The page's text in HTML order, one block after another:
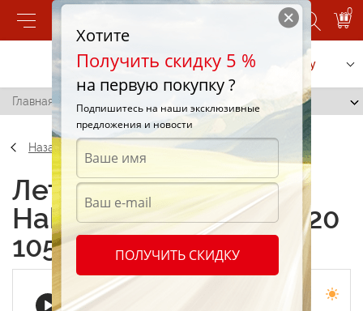
0
Позвонить Заказать услугу
Главная / Nokian Hakka Black 255/45 R20 105Y
Назад
Летние шины Nokian
Hakka Black 255/45 R20
105Y
Хотите
Получить скидку 5 %
на первую покупку ?
Подпишитесь на наши эксклюзивные
предложения и новости
ПОЛУЧИТЬ СКИДКУ